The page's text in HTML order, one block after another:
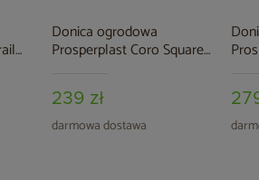
Donica ogrodowa
Prosperplast Coro Square
239 zł
darmowa dostawa